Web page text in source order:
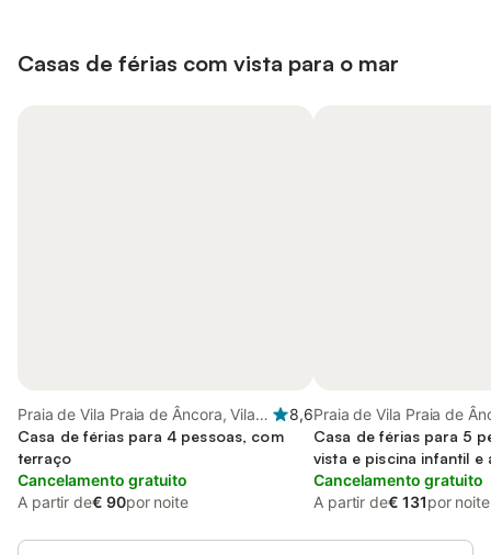
Casas de férias com vista para o mar
Praia de Vila Praia de Âncora, Vila
Praia de Ancora
8,6
Casa de férias para 4 pessoas, com
terraço
Cancelamento gratuito
A partir de€ 90por noite
Praia de Vila Praia de
Praia de Ancora
Casa de férias para 5
vista e piscina infantil e
Cancelamento gratuito
A partir de€ 131por noite